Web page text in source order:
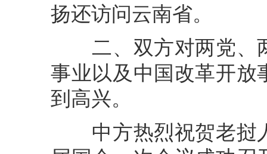
扬还访问云南省。
二、双方对两党、
事业以及中国改革开放
到高兴。
中方热烈祝贺老挝